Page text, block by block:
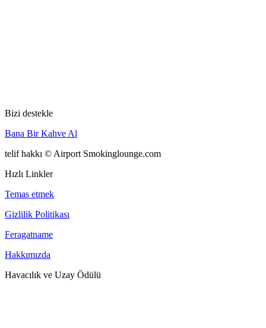
Bizi destekle
Bana Bir Kahve Al
telif hakkı © Airport Smokinglounge.com
Hızlı Linkler
Temas etmek
Gizlilik Politikası
Feragatname
Hakkımızda
Havacılık ve Uzay Ödülü